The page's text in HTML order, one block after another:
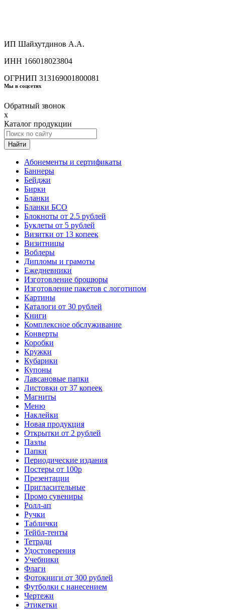
ИП Шайхутдинов А.А.
ИНН 166018023804
ОГРНИП 313169001800081
Мы в соцсетях
Обратный звонок
x
Каталог продукции
Найти
Абонементы и сертификаты
Баннеры
Бейджи
Бирки
Бланки
Бланки БСО
Блокноты от 2.5 рублей
Буклеты от 5 рублей
Визитки от 13 копеек
Визитницы
Воблеры
Дипломы и грамоты
Ежедневники
Изготовление брошюры
Изготовление пакетов с логотипом
Картины
Каталоги от 30 рублей
Книги
Комплексное обслуживание
Конверты
Коробки
Кружки
Кубарики
Купоны
Лавсановые папки
Листовки от 37 копеек
Магниты
Меню
Наклейки
Новая продукция
Открытки от 2 рублей
Пазлы
Папки
Периодические издания
Постеры от 100р
Презентации
Пригласительные
Промо сувениры
Ролл-ап
Ручки
Таблички
Тейбл-тенты
Тетради
Удостоверения
Учебники
Флаги
Фотокниги от 300 рублей
Футболки с нанесением
Чертежи
Этикетки